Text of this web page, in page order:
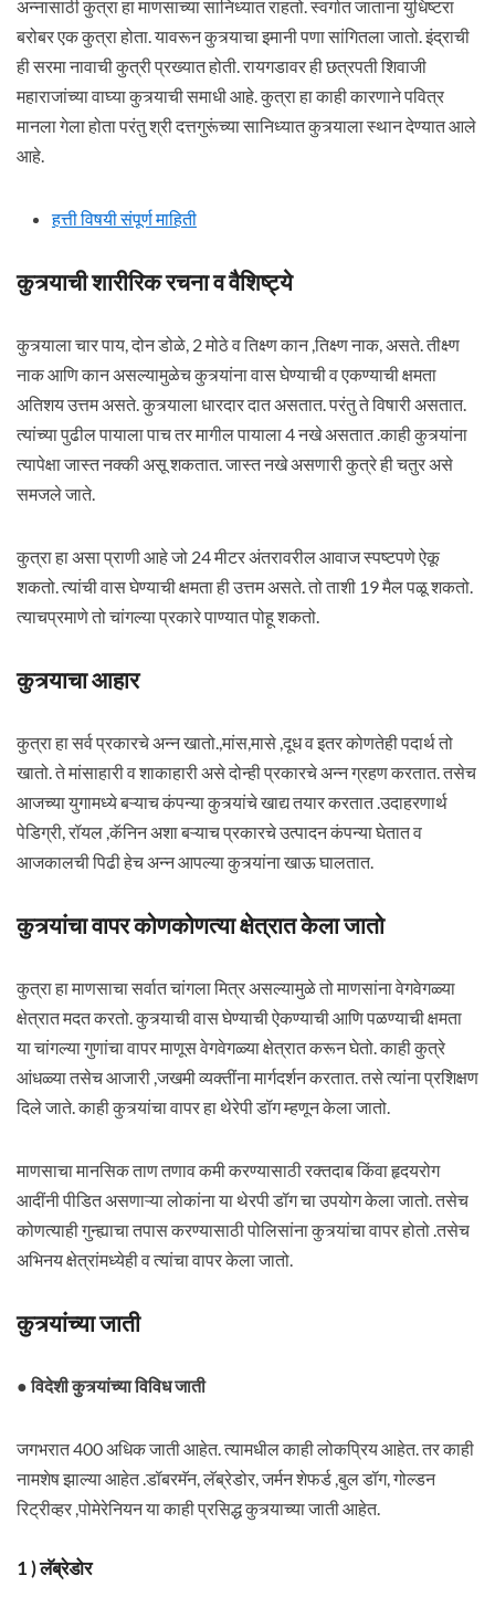
अन्नासाठी कुत्रा हा माणसाच्या सानिध्यात राहतो. स्वर्गात जाताना युधिष्टरा
बरोबर एक कुत्रा होता. यावरून कुत्र्याचा इमानी पणा सांगितला जातो. इंद्राची
ही सरमा नावाची कुत्री प्रख्यात होती. रायगडावर ही छत्रपती शिवाजी
महाराजांच्या वाघ्या कुत्र्याची समाधी आहे. कुत्रा हा काही कारणाने पवित्र
मानला गेला होता परंतु श्री दत्तगुरूंच्या सानिध्यात कुत्र्याला स्थान देण्यात आले
आहे.
हत्ती विषयी संपूर्ण माहिती
कुत्र्याची शारीरिक रचना व वैशिष्ट्ये
कुत्र्याला चार पाय, दोन डोळे, 2 मोठे व तिक्ष्ण कान ,तिक्ष्ण नाक, असते. तीक्ष्ण
नाक आणि कान असल्यामुळेच कुत्र्यांना वास घेण्याची व एकण्याची क्षमता
अतिशय उत्तम असते. कुत्र्याला धारदार दात असतात. परंतु ते विषारी असतात.
त्यांच्या पुढील पायाला पाच तर मागील पायाला 4 नखे असतात .काही कुत्र्यांना
त्यापेक्षा जास्त नक्की असू शकतात. जास्त नखे असणारी कुत्रे ही चतुर असे
समजले जाते.
कुत्रा हा असा प्राणी आहे जो 24 मीटर अंतरावरील आवाज स्पष्टपणे ऐकू
शकतो. त्यांची वास घेण्याची क्षमता ही उत्तम असते. तो ताशी 19 मैल पळू शकतो.
त्याचप्रमाणे तो चांगल्या प्रकारे पाण्यात पोहू शकतो.
कुत्र्याचा आहार
कुत्रा हा सर्व प्रकारचे अन्न खातो.,मांस,मासे ,दूध व इतर कोणतेही पदार्थ तो
खातो. ते मांसाहारी व शाकाहारी असे दोन्ही प्रकारचे अन्न ग्रहण करतात. तसेच
आजच्या युगामध्ये बऱ्याच कंपन्या कुत्र्यांचे खाद्य तयार करतात .उदाहरणार्थ
पेडिग्री, रॉयल ,कॅनिन अशा बऱ्याच प्रकारचे उत्पादन कंपन्या घेतात व
आजकालची पिढी हेच अन्न आपल्या कुत्र्यांना खाऊ घालतात.
कुत्र्यांचा वापर कोणकोणत्या क्षेत्रात केला जातो
कुत्रा हा माणसाचा सर्वात चांगला मित्र असल्यामुळे तो माणसांना वेगवेगळ्या
क्षेत्रात मदत करतो. कुत्र्याची वास घेण्याची ऐकण्याची आणि पळण्याची क्षमता
या चांगल्या गुणांचा वापर माणूस वेगवेगळ्या क्षेत्रात करून घेतो. काही कुत्रे
आंधळ्या तसेच आजारी ,जखमी व्यक्तींना मार्गदर्शन करतात. तसे त्यांना प्रशिक्षण
दिले जाते. काही कुत्र्यांचा वापर हा थेरेपी डॉग म्हणून केला जातो.
माणसाचा मानसिक ताण तणाव कमी करण्यासाठी रक्तदाब किंवा हृदयरोग
आदींनी पीडित असणाऱ्या लोकांना या थेरपी डॉग चा उपयोग केला जातो. तसेच
कोणत्याही गुन्ह्याचा तपास करण्यासाठी पोलिसांना कुत्र्यांचा वापर होतो .तसेच
अभिनय क्षेत्रांमध्येही व त्यांचा वापर केला जातो.
कुत्र्यांच्या जाती
● विदेशी कुत्र्यांच्या विविध जाती
जगभरात 400 अधिक जाती आहेत. त्यामधील काही लोकप्रिय आहेत. तर काही
नामशेष झाल्या आहेत .डॉबरमॅन, लॅब्रेडोर, जर्मन शेफर्ड ,बुल डॉग, गोल्डन
रिट्रीव्हर ,पोमेरेनियन या काही प्रसिद्ध कुत्र्याच्या जाती आहेत.
1 ) लॅब्रेडोर